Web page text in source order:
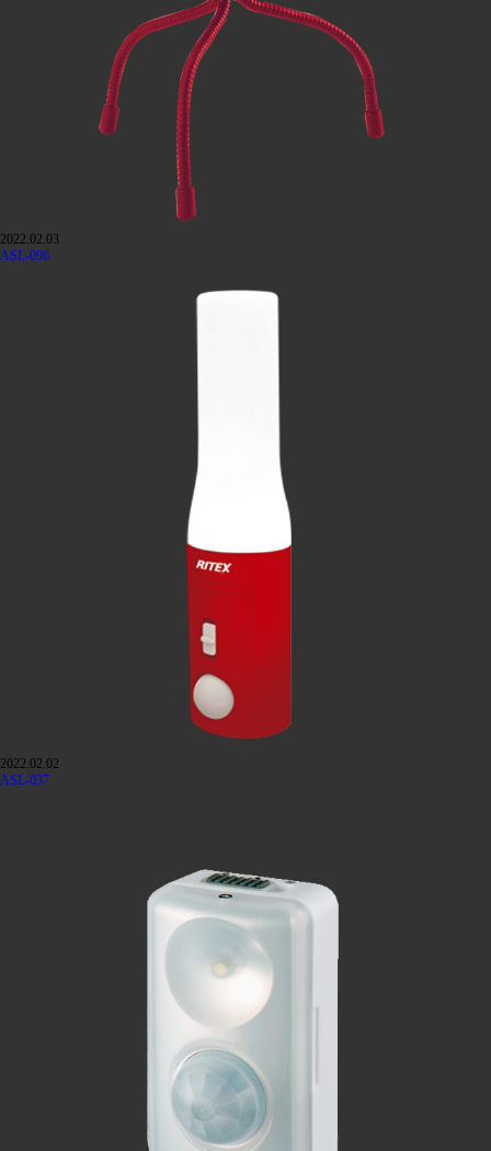
2022.02.03
ASL-096
2022.02.02
ASL-037